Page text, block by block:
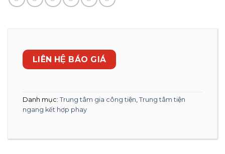
LIÊN HỆ BÁO GIÁ
Danh mục: Trung tâm gia công tiện, Trung tâm tiện
ngang kết hợp phay